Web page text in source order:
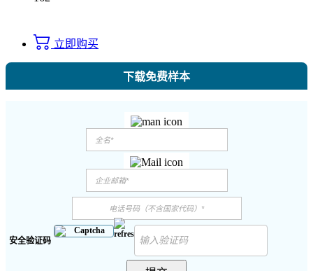
立即购买
下载免费样本
安全验证码